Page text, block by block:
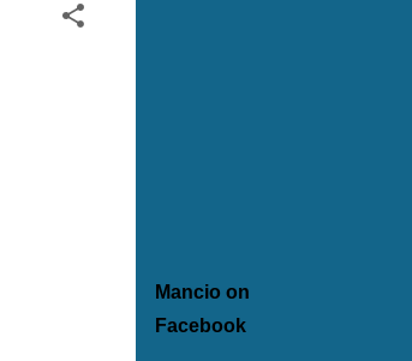
Mancio on
Facebook